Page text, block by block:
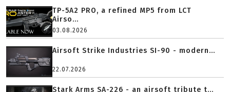
TP-5A2 PRO, a refined MP5 from LCT
Airso...
03.08.2026
Airsoft Strike Industries SI-90 - modern...
22.07.2026
Stark Arms SA-226 - an airsoft tribute t...